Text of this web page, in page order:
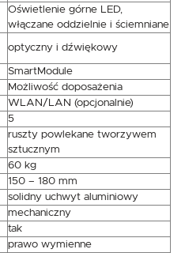
Oświetlenie górne LED,
włączane oddzielnie i ściemniane
optyczny i dźwiękowy
SmartModule
Możliwość doposażenia
WLAN/LAN (opcjonalnie)
5
ruszty powlekane tworzywem
sztucznym
60 kg
150 – 180 mm
solidny uchwyt aluminiowy
mechaniczny
tak
prawo wymienne